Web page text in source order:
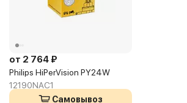
от 2 764 ₽
Philips HiPerVision PY24W
12190NAC1
Самовывоз